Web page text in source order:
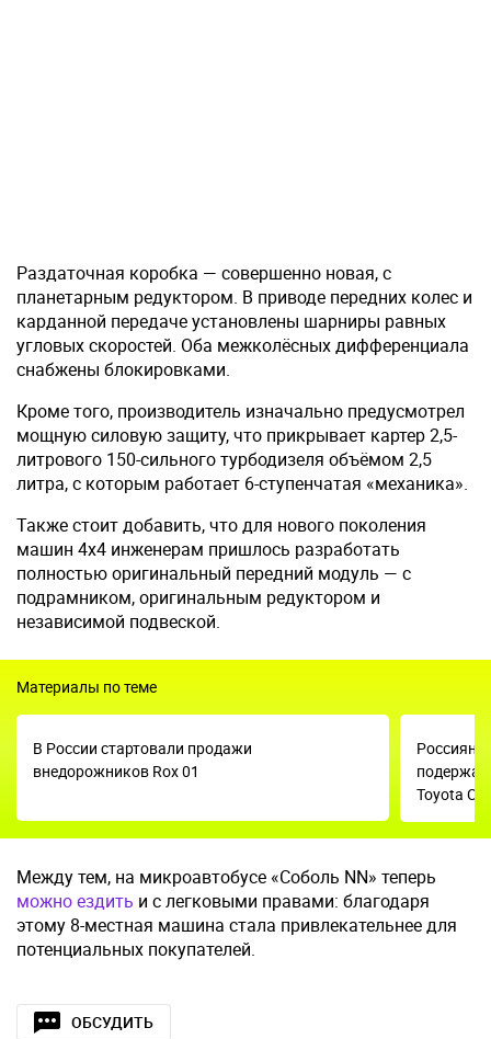
Раздаточная коробка — совершенно новая, с
планетарным редуктором. В приводе передних колес и
карданной передаче установлены шарниры равных
угловых скоростей. Оба межколёсных дифференциала
снабжены блокировками.
Кроме того, производитель изначально предусмотрел
мощную силовую защиту, что прикрывает картер 2,5-
литрового 150-сильного турбодизеля объёмом 2,5
литра, с которым работает 6-ступенчатая «механика».
Также стоит добавить, что для нового поколения
машин 4х4 инженерам пришлось разработать
полностью оригинальный передний модуль — с
подрамником, оригинальным редуктором и
независимой подвеской.
Материалы по теме
В России стартовали продажи
внедорожников Rox 01
Россиян
Toyota
Между тем, на микроавтобусе «Соболь NN» теперь
можно ездить и с легковыми правами: благодаря
этому 8-местная машина стала привлекательнее для
потенциальных покупателей.
ОБСУДИТЬ